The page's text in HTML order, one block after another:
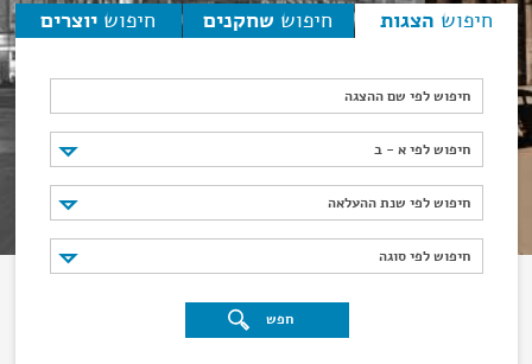
חיפוש הצגות חיפוש שחקנים חיפוש יוצרים
חיפוש לפי שם ההצגה
חיפוש לפי א - ב
חיפוש לפי א - ב
חיפוש לפי שנת ההעלאה
חיפוש לפי שנת ההעלאה
חיפוש לפי סוגה
חיפוש לפי סוגה
חפש